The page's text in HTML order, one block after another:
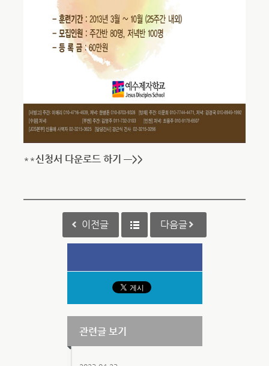
**신청서 다운로드 하기 —>>
이전글 다음글
관련글 보기